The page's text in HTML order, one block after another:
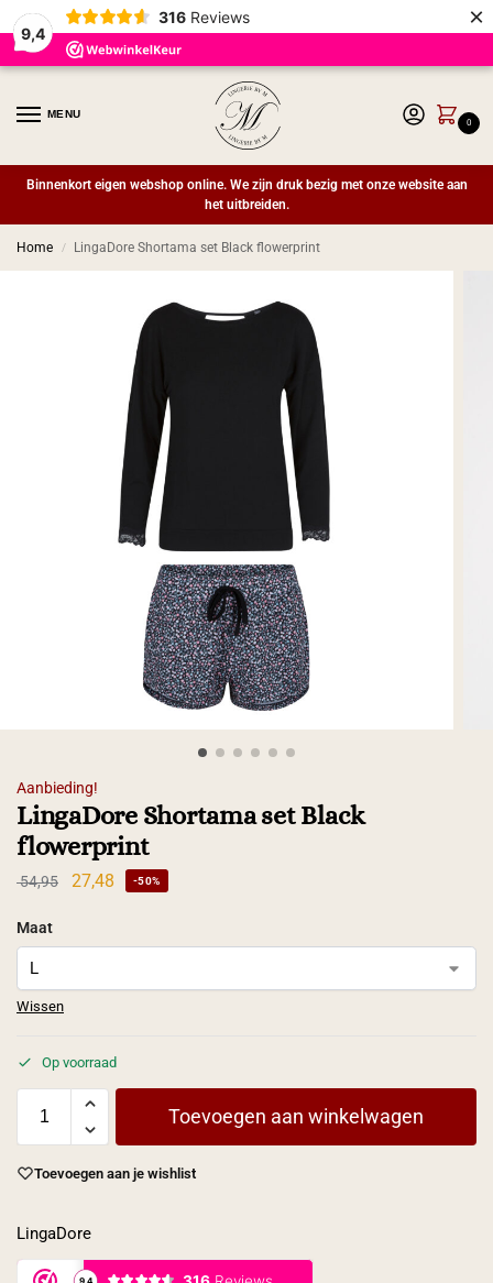
9,4
316 Reviews ×
MENU
0
Binnenkort eigen webshop online. We zijn druk bezig met onze website aan
het uitbreiden.
Home / LingaDore Shortama set Black flowerprint
Aanbieding!
LingaDore Shortama set Black
flowerprint
54,95 27,48 -50%
Maat
Wissen
Op voorraad
Toevoegen aan winkelwagen
Toevoegen aan je wishlist
LingaDore